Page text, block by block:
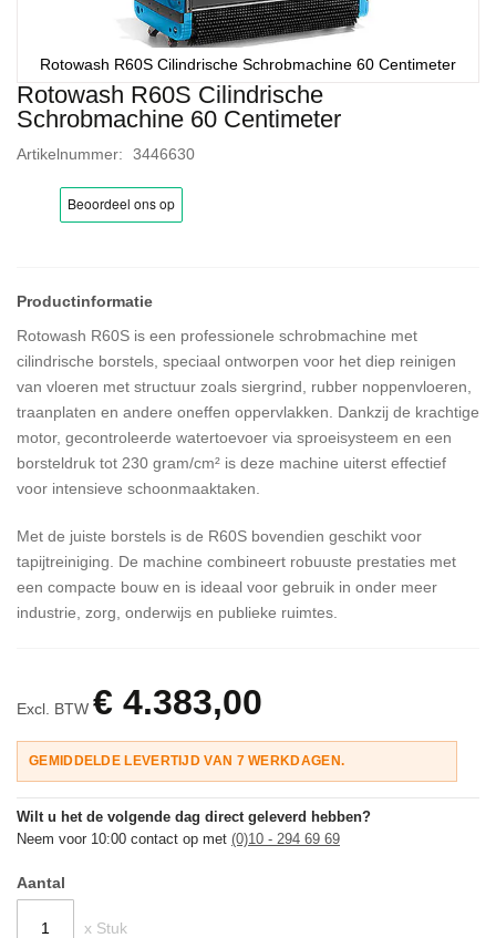
Rotowash R60S Cilindrische
Schrobmachine 60 Centimeter
Artikelnummer 3446630
Rotowash R60S is een professionele schrobmachine met
cilindrische borstels, speciaal ontworpen voor het diep reinigen
van vloeren met structuur zoals siergrind, rubber noppenvloeren,
traanplaten en andere oneffen oppervlakken. Dankzij de krachtige
motor, gecontroleerde watertoevoer via sproeisysteem en een
borsteldruk tot 230 gram/cm² is deze machine uiterst effectief
voor intensieve schoonmaaktaken.
Met de juiste borstels is de R60S bovendien geschikt voor
tapijtreiniging. De machine combineert robuuste prestaties met
een compacte bouw en is ideaal voor gebruik in onder meer
industrie, zorg, onderwijs en publieke ruimtes.
Excl. BTW € 4.383,00
GEMIDDELDE LEVERTIJD VAN 7 WERKDAGEN.
Wilt u het de volgende dag direct geleverd hebben?
Neem voor 10:00 contact op met (0)10 - 294 69 69
Aantal
x Stuk
Rotowash R60S Cilindrische Schrobmachine 60 Centimeter
Ga
naar
begin
afbeeldingen-